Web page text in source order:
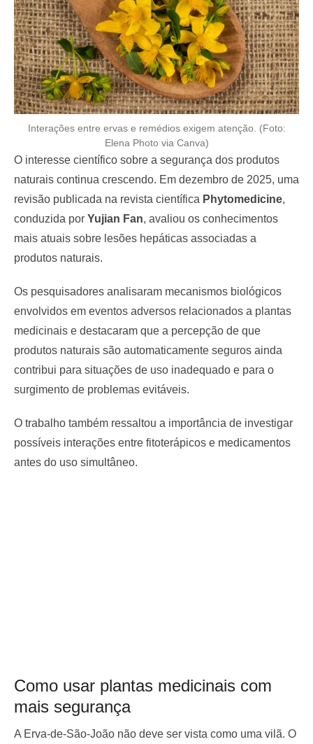
Interações entre ervas e remédios exigem atenção. (Foto:
Elena Photo via Canva)
O interesse científico sobre a segurança dos produtos
naturais continua crescendo. Em dezembro de 2025, uma
revisão publicada na revista científica Phytomedicine,
conduzida por Yujian Fan, avaliou os conhecimentos
mais atuais sobre lesões hepáticas associadas a
produtos naturais.
Os pesquisadores analisaram mecanismos biológicos
envolvidos em eventos adversos relacionados a plantas
medicinais e destacaram que a percepção de que
produtos naturais são automaticamente seguros ainda
contribui para situações de uso inadequado e para o
surgimento de problemas evitáveis.
O trabalho também ressaltou a importância de investigar
possíveis interações entre fitoterápicos e medicamentos
antes do uso simultâneo.
Como usar plantas medicinais com
mais segurança
A Erva-de-São-João não deve ser vista como uma vilã. O